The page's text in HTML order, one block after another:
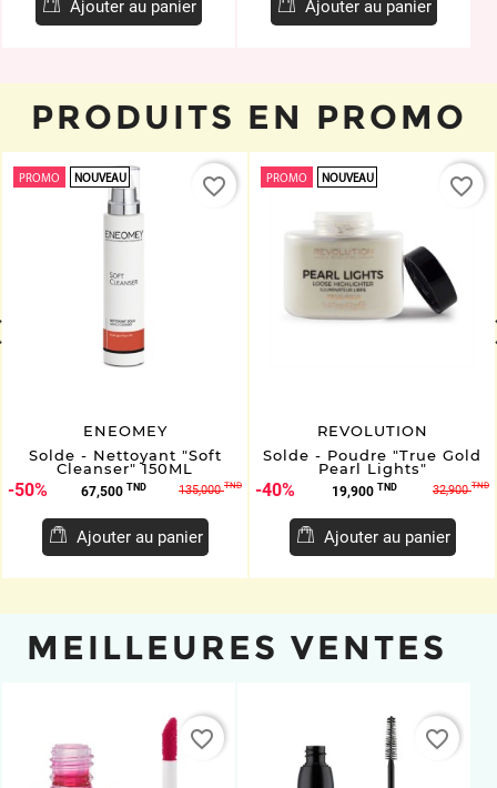
Ajouter au panier Ajouter au panier
PRODUITS EN PROMO
PROMO NOUVEAU
ENEOMEY
Solde - Nettoyant "Soft
Cleanser" 150ML
50% Prix
67,500 TNDPrix
base
135,000TND
Ajouter au panier
favorite_border PROMO NOUVEAU
REVOLUTION
Solde - Poudre "True Gold
Pearl Lights"
40% Prix
19,900 TNDPrix
base
32,900TND
Ajouter au panier
favorite_border
MEILLEURES VENTES
favorite_border favorite_border